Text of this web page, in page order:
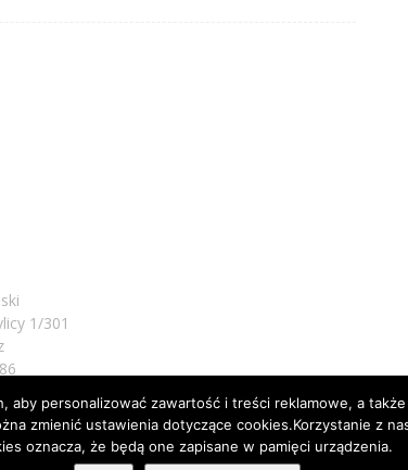
1/301
biuro@przeglad.olkuski.pl
personalizować zawartość i treści reklamowe, a
zmienić ustawienia dotyczące cookies.Korzystanie z
oznacza, że będą one zapisane w pamięci urządzenia.